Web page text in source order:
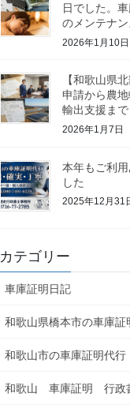
日でした。
のメンテナ
2026年1月10日
【和歌山県
申請から農
輸出支援まで
2026年1月7日
本年もご利
した
2025年12月31
カテゴリー
車庫証明日記
和歌山県橋本市の車庫証
和歌山市の車庫証明代行
和歌山 車庫証明 行政